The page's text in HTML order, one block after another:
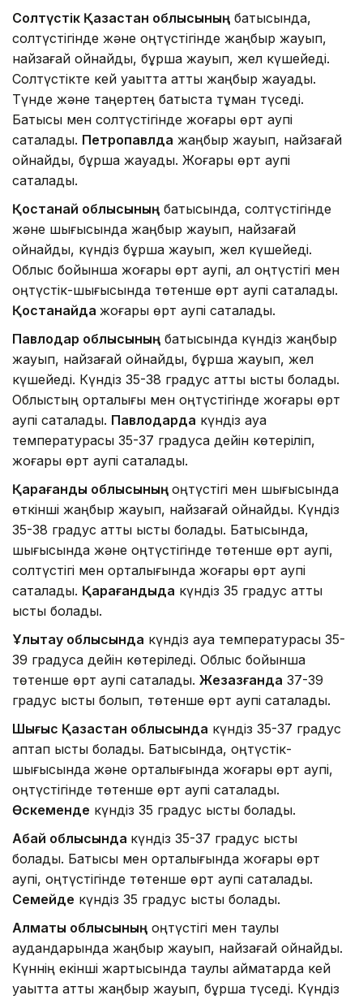
Солтүстік Қазақстан облысының батысында,
солтүстігінде және оңтүстігінде жаңбыр жауып,
найзағай ойнайды, бұршақ жауып, жел күшейеді.
Солтүстікте кей уақытта қатты жаңбыр жауады.
Түнде және таңертең батыста тұман түседі.
Батысы мен солтүстігінде жоғары өрт қаупі
сақталады. Петропавлда жаңбыр жауып, найзағай
ойнайды, бұршақ жауады. Жоғары өрт қаупі
сақталады.
Қостанай облысының батысында, солтүстігінде
және шығысында жаңбыр жауып, найзағай
ойнайды, күндіз бұршақ жауып, жел күшейеді.
Облыс бойынша жоғары өрт қаупі, ал оңтүстігі мен
оңтүстік-шығысында төтенше өрт қаупі сақталады.
Қостанайда жоғары өрт қаупі сақталады.
Павлодар облысының батысында күндіз жаңбыр
жауып, найзағай ойнайды, бұршақ жауып, жел
күшейеді. Күндіз 35-38 градус қатты ыстық болады.
Облыстың орталығы мен оңтүстігінде жоғары өрт
қаупі сақталады. Павлодарда күндіз ауа
температурасы 35-37 градусқа дейін көтеріліп,
жоғары өрт қаупі сақталады.
Қарағанды облысының оңтүстігі мен шығысында
өткінші жаңбыр жауып, найзағай ойнайды. Күндіз
35-38 градус қатты ыстық болады. Батысында,
шығысында және оңтүстігінде төтенше өрт қаупі,
солтүстігі мен орталығында жоғары өрт қаупі
сақталады. Қарағандыда күндіз 35 градус қатты
ыстық болады.
Ұлытау облысында күндіз ауа температурасы 35-
39 градусқа дейін көтеріледі. Облыс бойынша
төтенше өрт қаупі сақталады. Жезқазғанда 37-39
градус ыстық болып, төтенше өрт қаупі сақталады.
Шығыс Қазақстан облысында күндіз 35-37 градус
аптап ыстық болады. Батысында, оңтүстік-
шығысында және орталығында жоғары өрт қаупі,
оңтүстігінде төтенше өрт қаупі сақталады.
Өскеменде күндіз 35 градус ыстық болады.
Абай облысында күндіз 35-37 градус ыстық
болады. Батысы мен орталығында жоғары өрт
қаупі, оңтүстігінде төтенше өрт қаупі сақталады.
Семейде күндіз 35 градус ыстық болады.
Алматы облысының оңтүстігі мен таулы
аудандарында жаңбыр жауып, найзағай ойнайды.
Күннің екінші жартысында таулы аймақтарда кей
уақытта қатты жаңбыр жауып, бұршақ түседі. Күндіз